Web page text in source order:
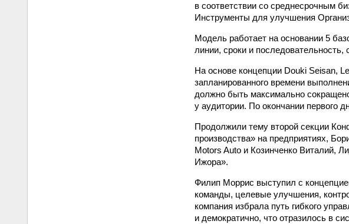
в соответствии со среднесрочным
Инструменты для улучшения
Модель работает на основании 5
линии, сроки и
На основе концепции Douki Seisan,
запланированного времени
должно быть максимально
у аудитории. По окончании первого
Продолжили тему второй секции
производства» на предприятиях,
Motors Auto и Козинченко Виталий,
Ижора».
Филип Моррис выступил с
команды, целевые улучшения,
компания избрала путь гибкого
и демократично, что отразилось в